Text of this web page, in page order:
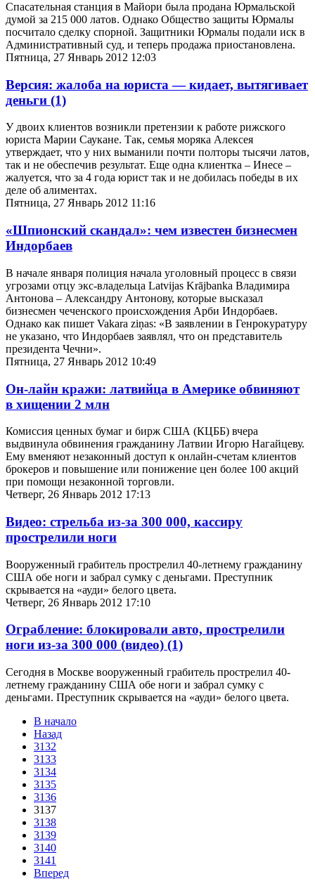
Спасательная станция в Майори была продана Юрмальской
думой за 215 000 латов. Однако Общество защиты Юрмалы
посчитало сделку спорной. Защитники Юрмалы подали иск в
Административный суд, и теперь продажа приостановлена.
Пятница, 27 Январь 2012 12:03
Версия: жалоба на юриста — кидает, вытягивает
деньги (1)
У двоих клиентов возникли претензии к работе рижского
юриста Марии Саукане. Так, семья моряка Алексея
утверждает, что у них выманили почти полторы тысячи латов,
так и не обеспечив результат. Еще одна клиентка – Инесе –
жалуется, что за 4 года юрист так и не добилась победы в их
деле об алиментах.
Пятница, 27 Январь 2012 11:16
«Шпионский скандал»: чем известен бизнесмен
Индорбаев
В начале января полиция начала уголовный процесс в связи
угрозами отцу экс-владельца Latvijas Krājbanka Владимира
Антонова – Александру Антонову, которые высказал
бизнесмен чеченского происхождения Арби Индорбаев.
Однако как пишет Vakara ziņas: «В заявлении в Генрокуратуру
не указано, что Индорбаев заявлял, что он представитель
президента Чечни».
Пятница, 27 Январь 2012 10:49
Он-лайн кражи: латвийца в Америке обвиняют
в хищении 2 млн
Комиссия ценных бумаг и бирж США (КЦББ) вчера
выдвинула обвинения гражданину Латвии Игорю Нагайцеву.
Ему вменяют незаконный доступ к онлайн-счетам клиентов
брокеров и повышение или понижение цен более 100 акций
при помощи незаконной торговли.
Четверг, 26 Январь 2012 17:13
Видео: стрельба из-за 300 000, кассиру
прострелили ноги
Вооруженный грабитель прострелил 40-летнему гражданину
США обе ноги и забрал сумку с деньгами. Преступник
скрывается на «ауди» белого цвета.
Четверг, 26 Январь 2012 17:10
Ограбление: блокировали авто, прострелили
ноги из-за 300 000 (видео) (1)
Сегодня в Москве вооруженный грабитель прострелил 40-
летнему гражданину США обе ноги и забрал сумку с
деньгами. Преступник скрывается на «ауди» белого цвета.
В начало
Назад
3132
3133
3134
3135
3136
3137
3138
3139
3140
3141
Вперед